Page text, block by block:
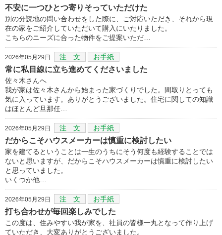
不安に一つひとつ寄りそっていただけた
別の分読地の問い合わせをした際に、ご対応いただき、それから現
在の家をご紹介していただいて購入にいたりました。
こちらのニーズに合った物件をご提案いただ…
2026年05月29日 注 文 お手紙
常に私目線に立ち進めてくださいました
佐々木さんへ
我が家は佐々木さんから始まった家づくりでした。間取りとっても
気に入っています。ありがとうございました。住宅に関しての知識
はほとんど旦那任…
2026年05月29日 注 文 お手紙
だからこそハウスメーカーは慎重に検討したい
家を建てるということは一生のうちにそう何度も経験することでは
ないと思いますが、だからこそハウスメーカーは慎重に検討したい
と思っていました。
いくつか他…
2026年05月29日 注 文 お手紙
打ち合わせが毎回楽しみでした
この度は、住みやすい我が家を、社員の皆様一丸となって作り上げ
ていただき、大変ありがとうございました。